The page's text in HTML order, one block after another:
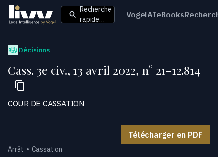
Recherche
rapide…
VogelAIeBooks
Décisions
Cass. 3e civ., 13 avril 2022, n° 21-12.814
COUR DE CASSATION
Télécharger en PDF
Arrêt Cassation